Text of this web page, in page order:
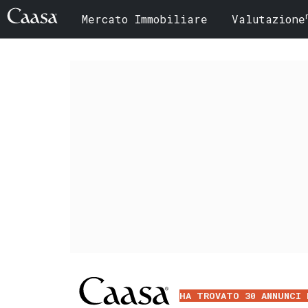
Mercato Immobiliare Valutazione
HA TROVATO 30 ANNUNCI